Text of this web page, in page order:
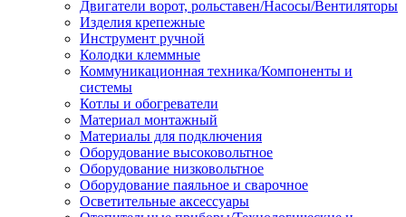
Двигатели ворот, рольставен/Насосы/Вентиляторы
Изделия крепежные
Инструмент ручной
Колодки клеммные
Коммуникационная техника/Компоненты и
системы
Котлы и обогреватели
Материал монтажный
Материалы для подключения
Оборудование высоковольтное
Оборудование низковольтное
Оборудование паяльное и сварочное
Осветительные аксессуары